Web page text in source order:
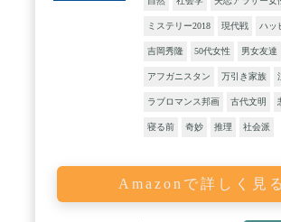
ミステリー2018 現代戦 ハッ
吉岡秀隆 50代女性 男女友達
アフガニスタン 万引き家族
ラブロマンス邦画 古代文明
寝る前 奇妙 推理 社会派
Amazonで詳しく見る